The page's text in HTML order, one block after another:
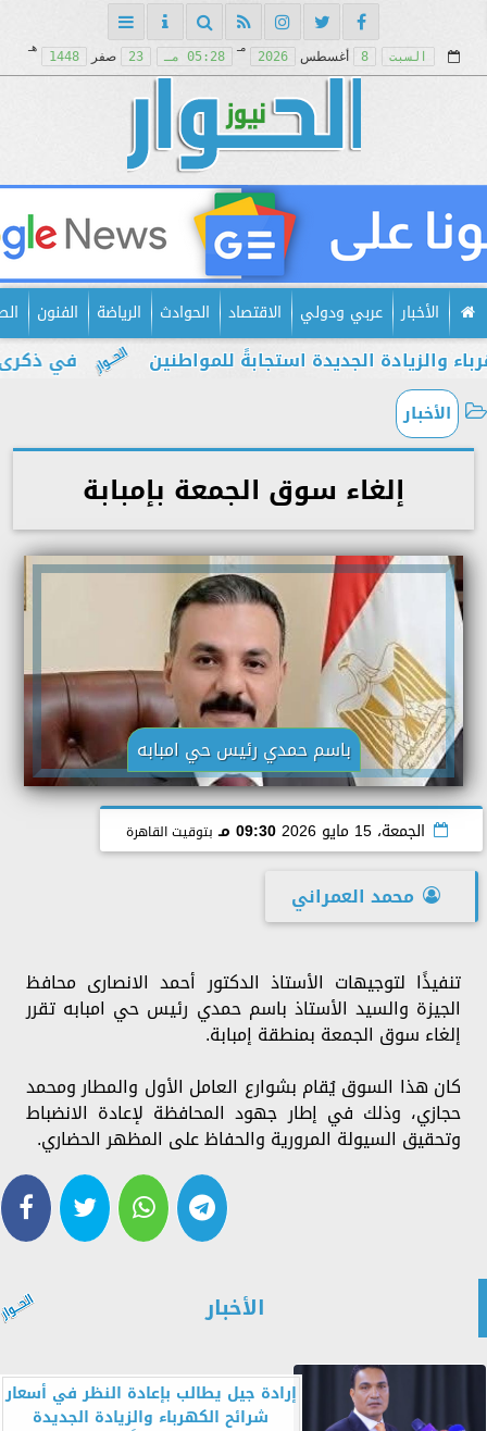
السبت 8 أغسطس 2026
مـ
05:28 مـ 23 صفر 1448
هـ
الأخبار عربي ودولي الاقتصاد الحوادث الرياضة الفنون
في ذكرى الجديدة استجابةً للمواطنين
الأخبار
إلغاء سوق الجمعة بإمبابة
باسم حمدي رئيس حي امبابه
الجمعة، 15 مايو 2026 09:30 مـ بتوقيت القاهرة
محمد العمراني
تنفيذًا لتوجيهات الأستاذ الدكتور أحمد الانصارى محافظ
الجيزة والسيد الأستاذ باسم حمدي رئيس حي امبابه تقرر
إلغاء سوق الجمعة بمنطقة إمبابة.
كان هذا السوق يُقام بشوارع العامل الأول والمطار ومحمد
حجازي، وذلك في إطار جهود المحافظة لإعادة الانضباط
وتحقيق السيولة المرورية والحفاظ على المظهر الحضاري.
الأخبار
إرادة جيل يطالب بإعادة النظر في أسعار
شرائح الكهرباء والزيادة الجديدة